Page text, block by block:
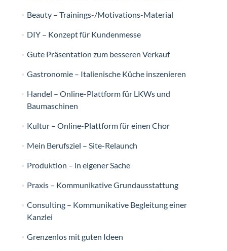
Beauty – Trainings-/Motivations-Material
DIY – Konzept für Kundenmesse
Gute Präsentation zum besseren Verkauf
Gastronomie – Italienische Küche inszenieren
Handel – Online-Plattform für LKWs und
Baumaschinen
Kultur – Online-Plattform für einen Chor
Mein Berufsziel – Site-Relaunch
Produktion – in eigener Sache
Praxis – Kommunikative Grundausstattung
Consulting – Kommunikative Begleitung einer
Kanzlei
Grenzenlos mit guten Ideen